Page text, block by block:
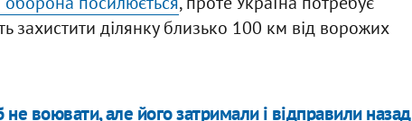
захистити ділянку близько 100 км від ворожих
не воювати, але його затримали і відправили назад